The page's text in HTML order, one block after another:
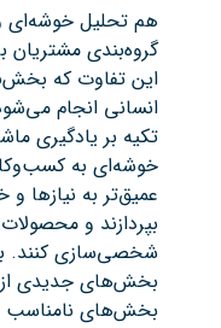
هم تحلیل خوشه‌ای
گروه‌بندی
این تفاوت که
انسانی انجام
تکیه بر یادگیری
خوشه‌ای به
عمیق‌تر به نیازها
بپردازند و
شخصی‌سازی کنند.
بخش‌های جدیدی از
بخش‌های نامناسب